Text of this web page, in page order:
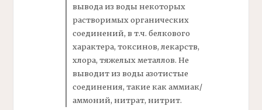
вывода из воды некоторых
растворимых органических
соединений, в т.ч. белкового
характера, токсинов, лекарств,
хлора, тяжелых металлов. Не
выводит из воды азотистые
соединения, такие как аммиак/
аммоний, нитрат, нитрит.